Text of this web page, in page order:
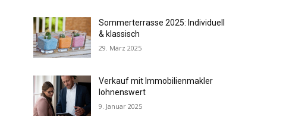
Sommerterrasse 2025: Individuell
& klassisch
29. März 2025
Verkauf mit Immobilienmakler
lohnenswert
9. Januar 2025